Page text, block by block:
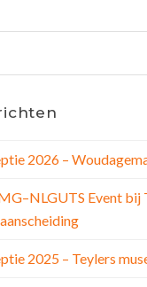
2026 –
Event bij
2025 – Teylers